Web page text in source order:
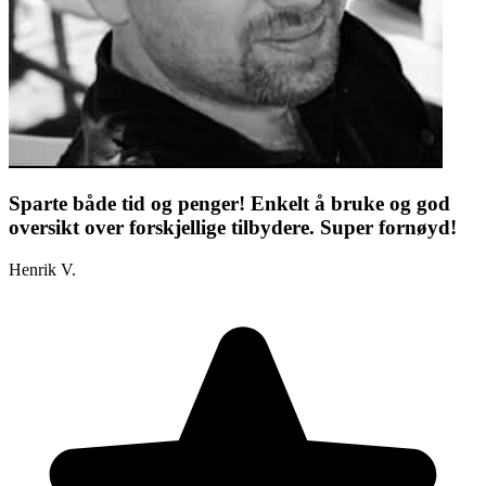
Sparte både tid og penger! Enkelt å bruke og god
oversikt over forskjellige tilbydere. Super fornøyd!
Henrik V.